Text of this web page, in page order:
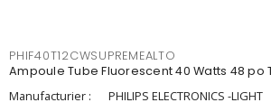
PHIF40T12CWSUPREMEALTO
Ampoule Tube Fluorescent 40 Watts 48 po
Manufacturier :
PHILIPS ELECTRONICS -LIGHT